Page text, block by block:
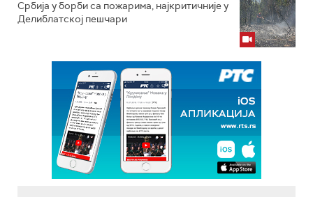
Србија у борби са пожарима, најкритичније у
Делиблатској пешчари